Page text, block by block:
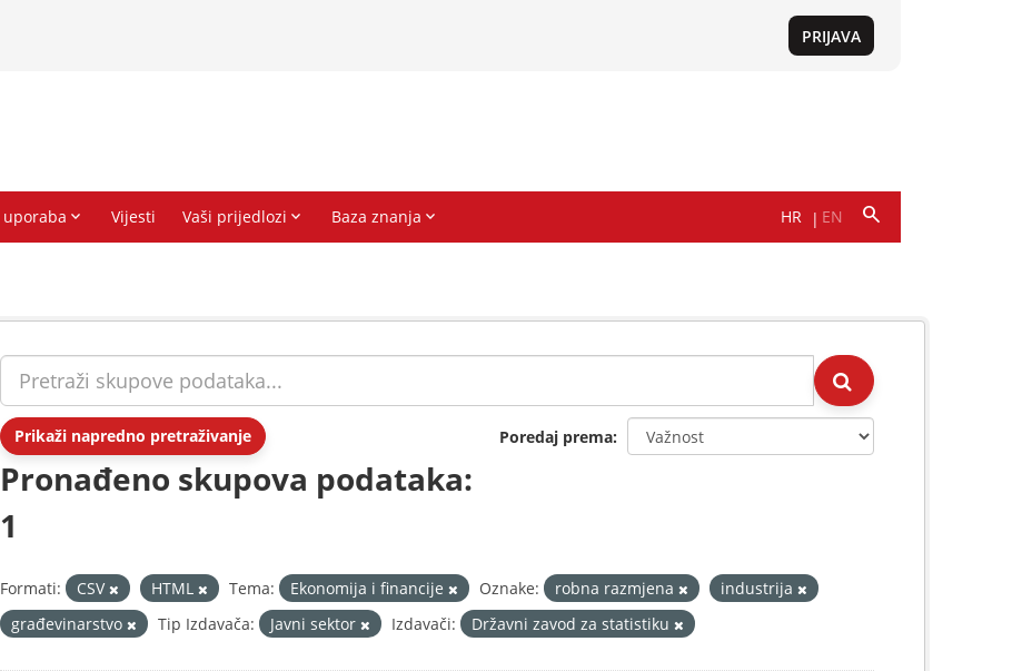
Prikaži napredno pretraživanje Poredaj prema
Pronađeno skupova podataka:
1
Formati: CSV HTML Tema: Ekonomija i financije Oznake: robna razmjena
industrija
građevinarstvo
Tip Izdavača: Javni sektor Izdavači: Državni zavod za statistiku